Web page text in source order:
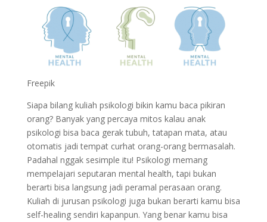
Freepik
Siapa bilang kuliah psikologi bikin kamu baca pikiran
orang? Banyak yang percaya mitos kalau anak
psikologi bisa baca gerak tubuh, tatapan mata, atau
otomatis jadi tempat curhat orang-orang bermasalah.
Padahal nggak sesimple itu! Psikologi memang
mempelajari seputaran mental health, tapi bukan
berarti bisa langsung jadi peramal perasaan orang.
Kuliah di jurusan psikologi juga bukan berarti kamu bisa
self-healing sendiri kapanpun. Yang benar kamu bisa